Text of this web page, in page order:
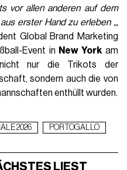
vor allen anderen auf dem
erster Hand zu erleben „,
Global Brand Marketing
Event in New Yorkam
nur die Trikots der
sondern auch die von
enthüllt wurden.
2026 PORTOGALLO
LIEST